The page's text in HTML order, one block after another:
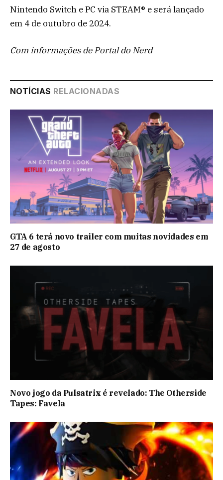
Nintendo Switch e PC via STEAM® e será lançado
em 4 de outubro de 2024.
Com informações de Portal do Nerd
NOTÍCIAS RELACIONADAS
GTA 6 terá novo trailer com muitas novidades em
27 de agosto
Novo jogo da Pulsatrix é revelado: The Otherside
Tapes: Favela